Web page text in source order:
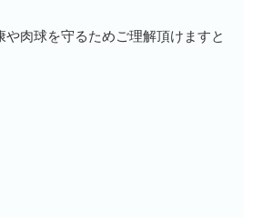
や肉球を守るためご理解頂けますと